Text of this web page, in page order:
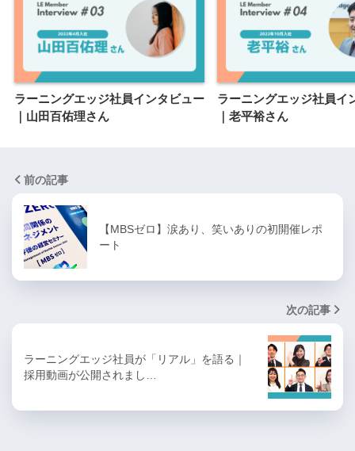
ラーニングエッジ社員インタビュー
｜山田百佑理さん
ラーニングエッジ社員イ
｜老平裕さん
前の記事
【MBSゼロ】涙あり、笑いありの初開催レポ
ート
次の記事
ラーニングエッジ社員が「リアル」を語る｜
採用動画が公開されまし…